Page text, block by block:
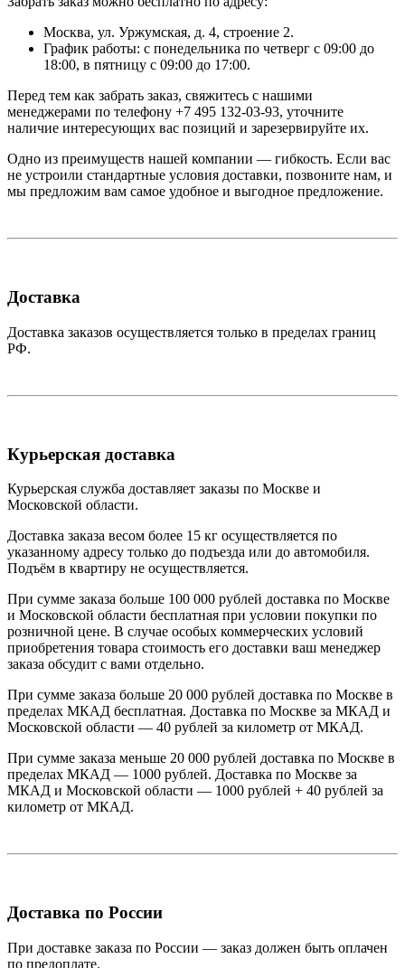
Москва, ул. Уржумская, д. 4, строение 2.
График работы: с понедельника по четверг с 09:00 до
18:00, в пятницу с 09:00 до 17:00.
Перед тем как забрать заказ, свяжитесь с нашими
менеджерами по телефону +7 495 132-03-93, уточните
наличие интересующих вас позиций и зарезервируйте их.
Одно из преимуществ нашей компании — гибкость. Если вас
не устроили стандартные условия доставки, позвоните нам, и
мы предложим вам самое удобное и выгодное предложение.
Доставка
Доставка заказов осуществляется только в пределах границ
РФ.
Курьерская доставка
Курьерская служба доставляет заказы по Москве и
Московской области.
Доставка заказа весом более 15 кг осуществляется по
указанному адресу только до подъезда или до автомобиля.
Подъём в квартиру не осуществляется.
При сумме заказа больше 100 000 рублей доставка по Москве
и Московской области бесплатная при условии покупки по
розничной цене. В случае особых коммерческих условий
приобретения товара стоимость его доставки ваш менеджер
заказа обсудит с вами отдельно.
При сумме заказа больше 20 000 рублей доставка по Москве в
пределах МКАД бесплатная. Доставка по Москве за МКАД и
Московской области — 40 рублей за километр от МКАД.
При сумме заказа меньше 20 000 рублей доставка по Москве в
пределах МКАД — 1000 рублей. Доставка по Москве за
МКАД и Московской области — 1000 рублей + 40 рублей за
километр от МКАД.
Доставка по России
При доставке заказа по России — заказ должен быть оплачен
по предоплате.